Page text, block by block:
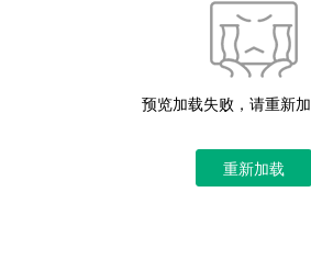
预览加载失败，请重新
重新加载